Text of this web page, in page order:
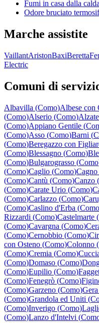
Fumi in casa dalla
Odore bruciato
Marche assistite
VaillantAristonBaxiBeretta
Electric
Comuni di
Albavilla (Como)Albese con
(Como)Alserio (Como)
(Como)Appiano Gentile (
(Como)Asso (Como)Barni (
(Como)Beregazzo con
(Como)Blessagno (Como)
(Como)Bulgarograsso (Como
(Como)Caglio (Como)Cagno
(Como)Cantù (Como)Canzo (
(Como)Carate Urio (Como)
(Como)Carlazzo (Como)
(Como)Caslino d'Erba (Como
Rizzardi (Como)Castelmarte (
(Como)Cavargna (Como)
(Como)Cernobbio (Como)
con Osteno (Como)Colonno (
(Como)Cremia (Como)
(Como)Domaso (Como)
(Como)Eupilio (Como)
(Como)Fenegrò (Como)
(Como)Garzeno (Como)
(Como)Grandola ed Uniti (
(Como)Inverigo (Como)
(Como)Lanzo d'Intelvi (